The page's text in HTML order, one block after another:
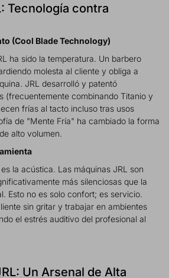
Tecnología contra
(Cool Blade Technology)
ha sido la temperatura. Un barbero
molesta al cliente y obliga a
JRL desarrolló y patentó
(frecuentemente combinando Titanio y
frías al tacto incluso tras usos
de "Mente Fría" ha cambiado la forma
alto volumen.
la acústica. Las máquinas JRL son
más silenciosas que la
Esto no es solo confort; es servicio.
sin gritar y trabajar en ambientes
el estrés auditivo del profesional al
Un Arsenal de Alta